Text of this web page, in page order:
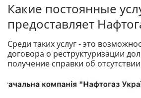
Какие постоянные
предоставляет
Среди таких услуг - это
договора о реструктуризации
получение справки об